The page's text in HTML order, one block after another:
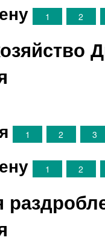
1 2
1 2 3
1 2